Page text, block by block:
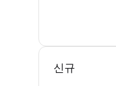
신규